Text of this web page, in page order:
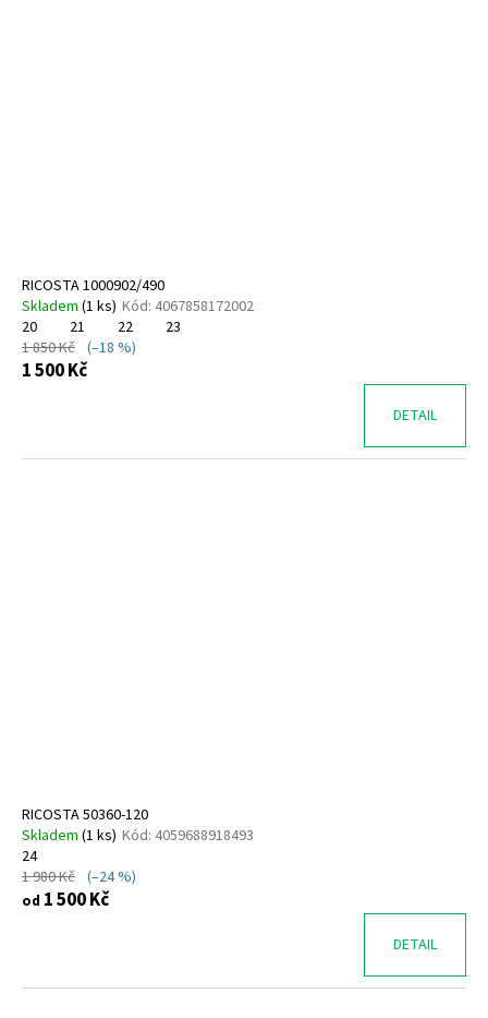
RICOSTA 1000902/490
Skladem (1 ks) Kód: 4067858172002
20
21 22
23
1 850 Kč (–18 %)
1 500 Kč
DETAIL
RICOSTA 50360-120
Skladem (1 ks) Kód: 4059688918493
24
1 980 Kč (–24 %)
od 1 500 Kč
DETAIL